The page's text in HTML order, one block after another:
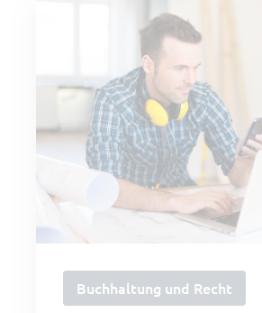
SORBA erleben
Buchhaltung und Recht